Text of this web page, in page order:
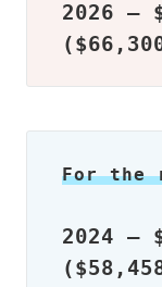
2026 –
For the
2024 –